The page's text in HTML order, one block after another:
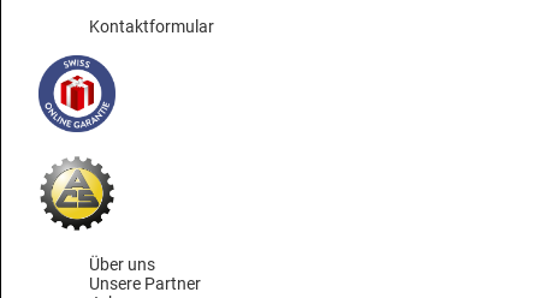
Kontaktformular
Über uns
Unsere Partner